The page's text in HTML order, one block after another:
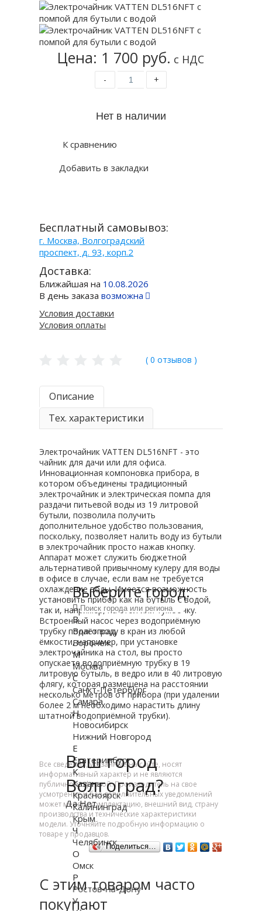
Цена: 1 700 руб. с НДС
- +
К сравнению
Добавить в закладки
Бесплатный самовывоз:
г. Москва, Волгоградский
проспект, д. 93, корп.2
Доставка:
Ближайшая на 10.08.2026
В день заказавозможна
Условия доставки
Условия оплаты
( 0 отзывов )
Описание
Тех. характеристики
Электрочайник VATTEN DL516NFT - это
чайник для дачи или для офиса.
Инновационная компоновка прибора, в
котором объединены традиционный
электрочайник и электрическая помпа для
раздачи питьевой воды из 19 литровой
бутыли, позволила получить
дополнительное удобство пользования,
поскольку, позволяет налить воду из бутыли
в электрочайник просто нажав кнопку.
Аппарат может служить бюджетной
альтернативой привычному кулеру для воды
в офисе в случае, если вам не требуется
охлаждение воды. Имеется возможность
установить прибор как на бутыль с водой,
так и, например, на стол или тумбочку.
Встроенный насос через водоприёмную
трубку подаёт воду в кран из любой
ёмкости, например, при установке
электрочайника на стол, вы просто
опускаете водоприёмную трубку в 19
литровую бутыль, в ведро или в 40 литровую
флягу, которая размещена на расстоянии
несколько метров от прибора (при удалении
более 2 м необходимо нарастить длину
штатной водоприёмной трубки).
Все сведения, указанные на сайте, носят
информативный характер и не являются
публичной офертой. Производитель на свое
усмотрение и без дополнительных уведомлений
может менять комплектацию, внешний вид, страну
производства и технические характеристики
модели. Уточняйте подробную информацию о
товаре у продавцов.
Поделиться…
С этим товаром часто
покупают
Ваш город
Волгоград?
Да Нет
Выберите город:
В
Волгоград
Воронеж
М
Москва
С
Санкт-Петербург
Самара
Н
Новосибирск
Нижний Новгород
Е
Екатеринбург
К
Казань
Красноярск
Калининград
Крым
Ч
Челябинск
О
Омск
Р
Ростов-на-Дону
У